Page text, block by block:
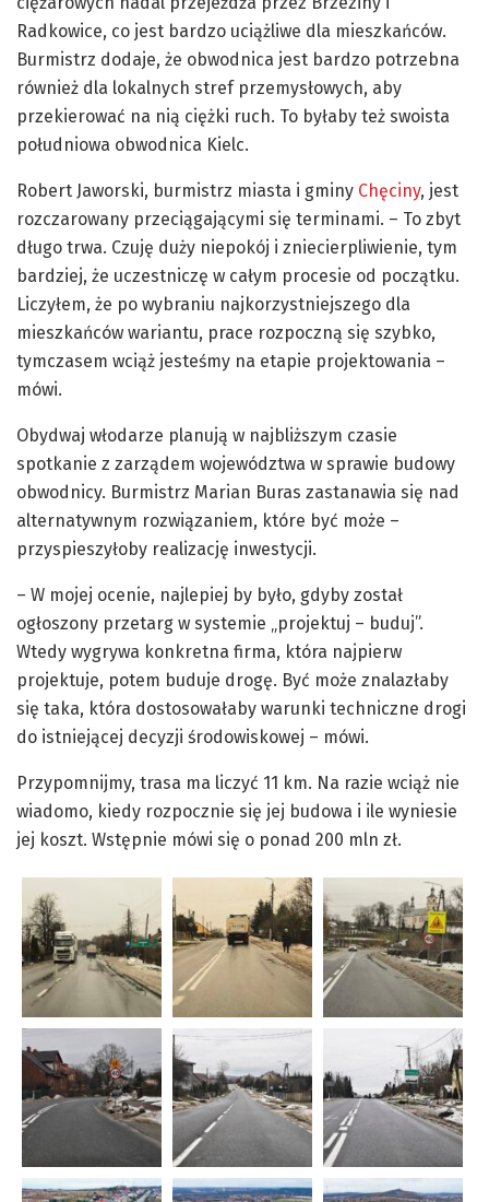
Radkowice, co jest bardzo uciążliwe dla mieszkańców.
Burmistrz dodaje, że obwodnica jest bardzo potrzebna
również dla lokalnych stref przemysłowych, aby
przekierować na nią ciężki ruch. To byłaby też swoista
południowa obwodnica Kielc.
Robert Jaworski, burmistrz miasta i gminy Chęciny, jest
rozczarowany przeciągającymi się terminami. – To zbyt
długo trwa. Czuję duży niepokój i zniecierpliwienie, tym
bardziej, że uczestniczę w całym procesie od początku.
Liczyłem, że po wybraniu najkorzystniejszego dla
mieszkańców wariantu, prace rozpoczną się szybko,
tymczasem wciąż jesteśmy na etapie projektowania –
mówi.
Obydwaj włodarze planują w najbliższym czasie
spotkanie z zarządem województwa w sprawie budowy
obwodnicy. Burmistrz Marian Buras zastanawia się nad
alternatywnym rozwiązaniem, które być może –
przyspieszyłoby realizację inwestycji.
– W mojej ocenie, najlepiej by było, gdyby został
ogłoszony przetarg w systemie „projektuj – buduj”.
Wtedy wygrywa konkretna firma, która najpierw
projektuje, potem buduje drogę. Być może znalazłaby
się taka, która dostosowałaby warunki techniczne drogi
do istniejącej decyzji środowiskowej – mówi.
Przypomnijmy, trasa ma liczyć 11 km. Na razie wciąż nie
wiadomo, kiedy rozpocznie się jej budowa i ile wyniesie
jej koszt. Wstępnie mówi się o ponad 200 mln zł.